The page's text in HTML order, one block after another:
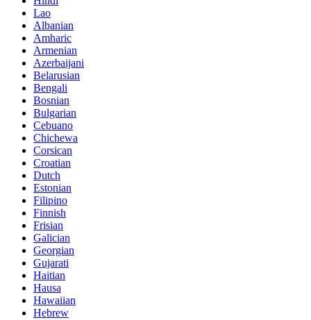
Lao
Albanian
Amharic
Armenian
Azerbaijani
Belarusian
Bengali
Bosnian
Bulgarian
Cebuano
Chichewa
Corsican
Croatian
Dutch
Estonian
Filipino
Finnish
Frisian
Galician
Georgian
Gujarati
Haitian
Hausa
Hawaiian
Hebrew